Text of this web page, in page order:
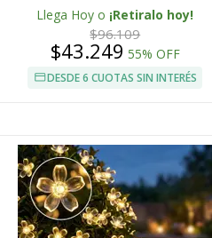
Llega Hoy o ¡Retiralo hoy!
$96.109
$43.249 55% OFF
DESDE 6 CUOTAS SIN INTERÉS